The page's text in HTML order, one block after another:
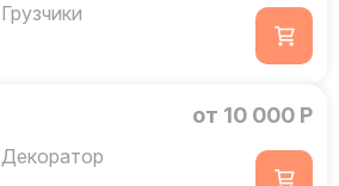
Грузчики
Декоратор
от 10 000 Р